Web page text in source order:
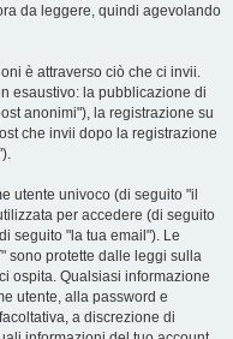
da leggere, quindi agevolando
è attraverso ciò che ci invii.
esaustivo: la pubblicazione di
anonimi"), la registrazione su
che invii dopo la registrazione
utente univoco (di seguito "il
per accedere (di seguito
seguito "la tua email"). Le
sono protette dalle leggi sulla
ospita. Qualsiasi informazione
utente, alla password e
a discrezione di